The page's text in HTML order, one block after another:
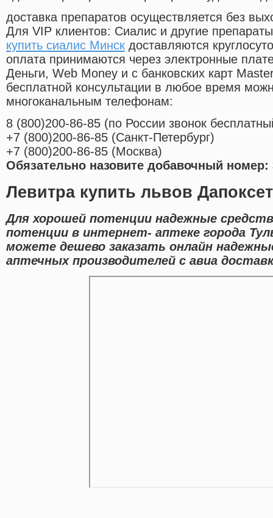
доставка препаратов осуществляется без
Для VIP клиентов: Сиалис и другие
купить сиалис Минск доставляются
оплата принимаются через электронные
Деньги, Web Money и с банковских карт
бесплатной консультации в любое время
многоканальным телефонам:
8 (800)200-86-85 (по России звонок
+7 (800)200-86-85 (Санкт-Петербург)
+7 (800)200-86-85 (Москва)
Обязательно назовите добавочный номер:
Левитра купить львов
Для хорошей потенции надежные
потенции в интернет- аптеке города
можете дешево заказать онлайн
аптечных производителей с авиа